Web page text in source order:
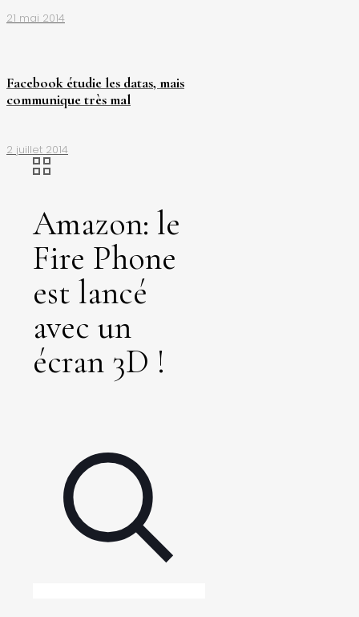
21 mai 2014
Facebook étudie les datas, mais
communique très mal
2 juillet 2014
Amazon: le
Fire Phone
est lancé
avec un
écran 3D !